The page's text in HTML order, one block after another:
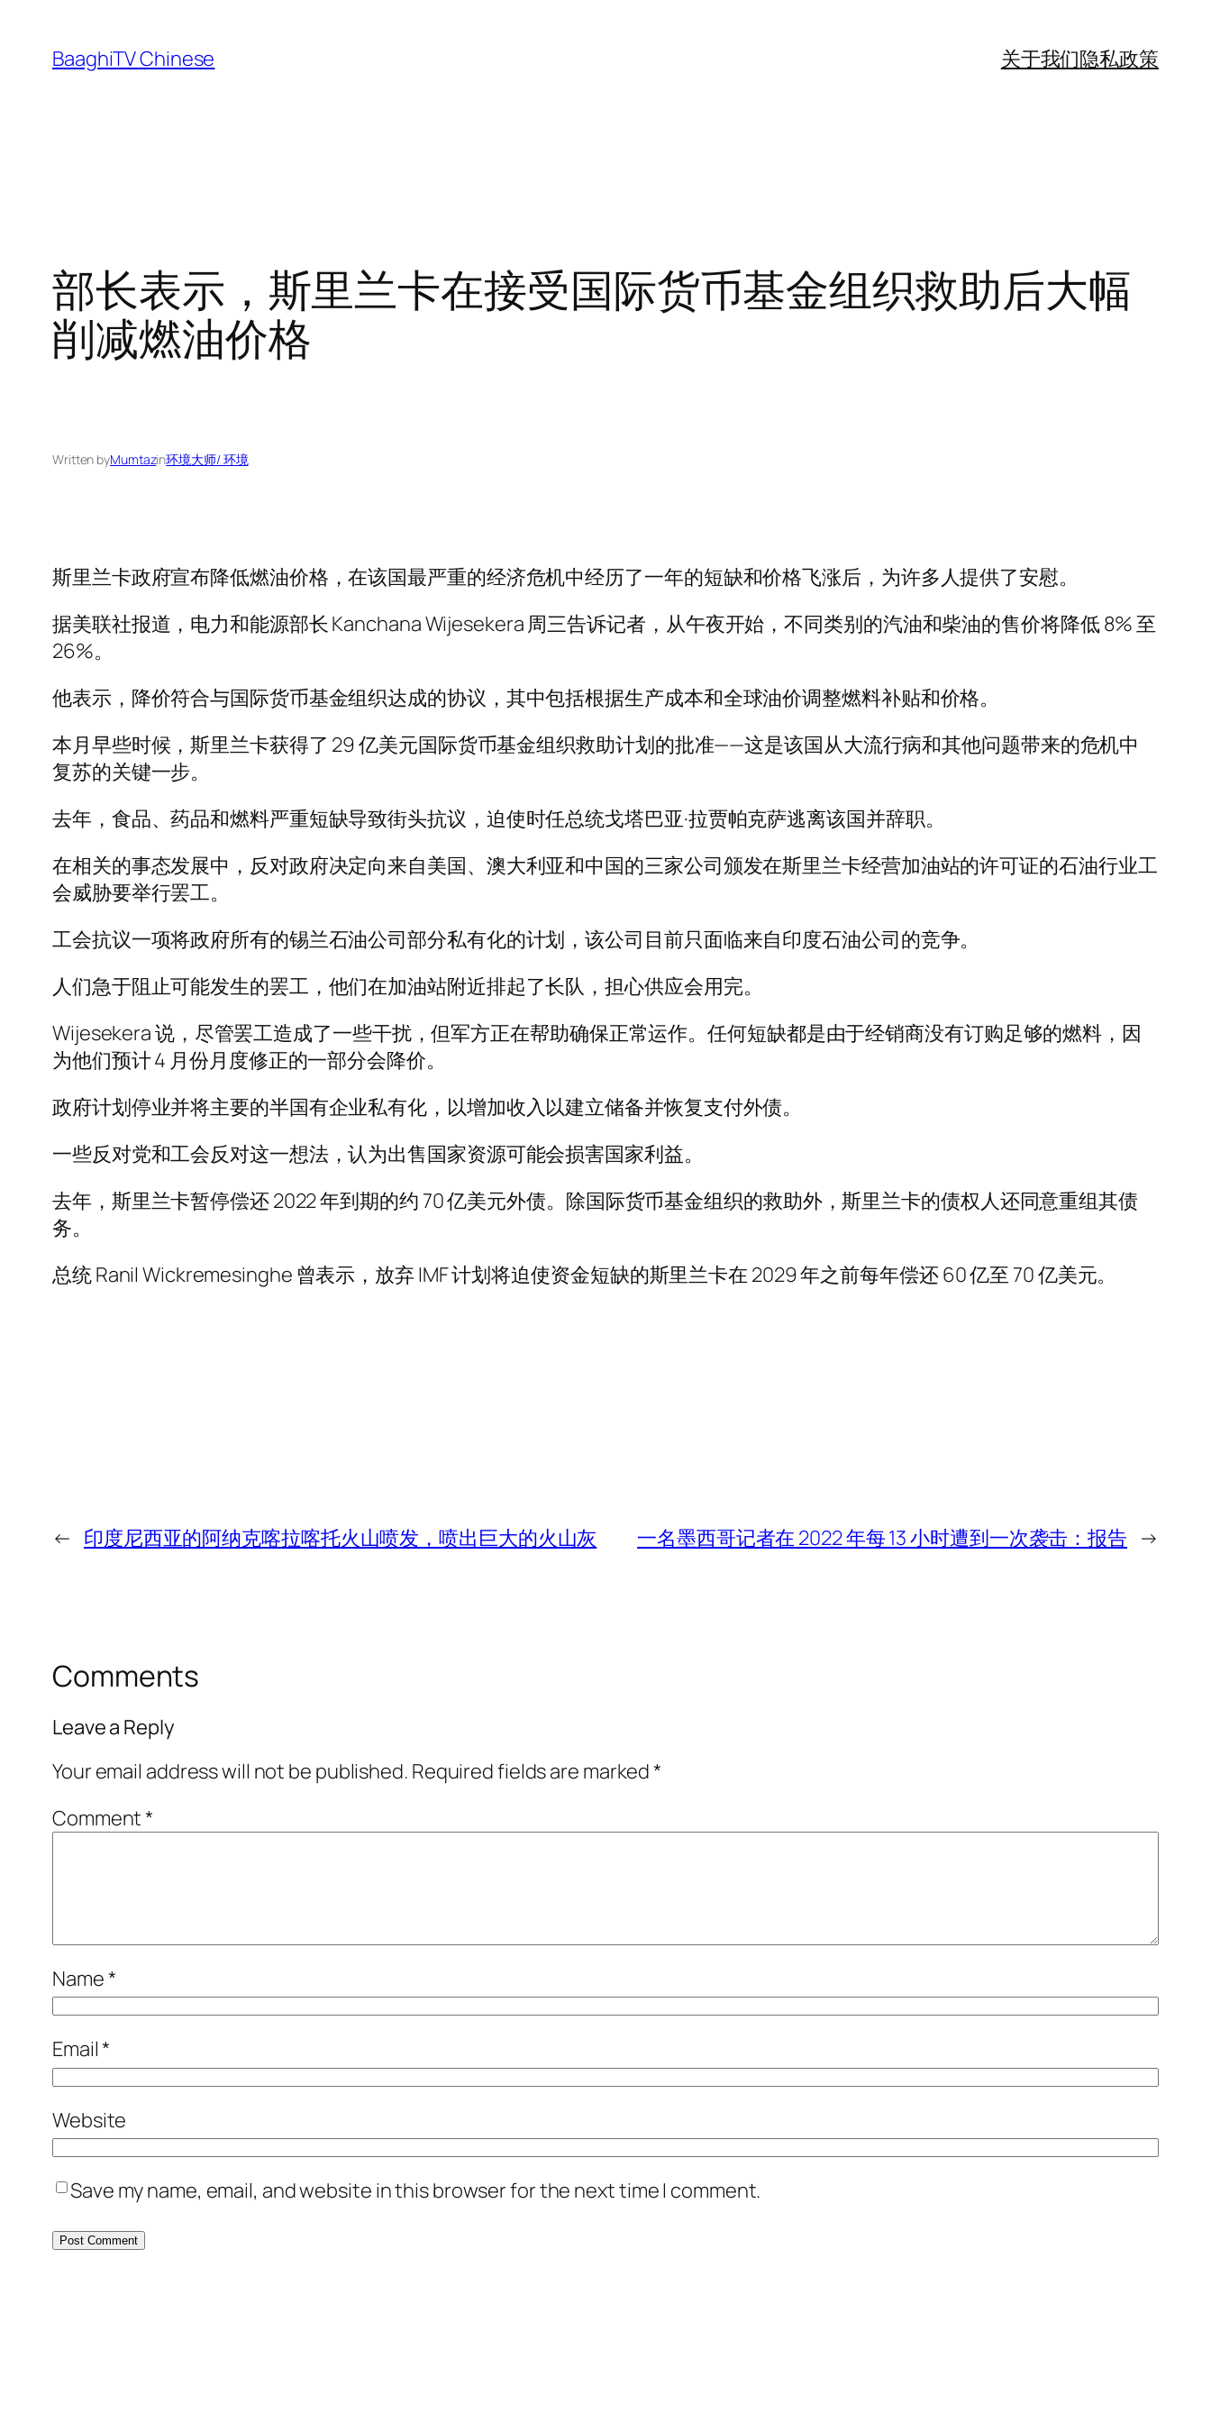
content
BaaghiTV Chinese 关于我们隐私政策
部长表示，斯里兰卡在接受国际货币基金组织救助后大幅
削减燃油价格
Written byMumtazin环境大师/ 环境
斯里兰卡政府宣布降低燃油价格，在该国最严重的经济危机中经历了一年的短缺和价格飞涨后，为许多人提供了安慰。
据美联社报道，电力和能源部长 Kanchana Wijesekera 周三告诉记者，从午夜开始，不同类别的汽油和柴油的售价将降低 8% 至
26%。
他表示，降价符合与国际货币基金组织达成的协议，其中包括根据生产成本和全球油价调整燃料补贴和价格。
本月早些时候，斯里兰卡获得了 29 亿美元国际货币基金组织救助计划的批准——这是该国从大流行病和其他问题带来的危机中
复苏的关键一步。
去年，食品、药品和燃料严重短缺导致街头抗议，迫使时任总统戈塔巴亚·拉贾帕克萨逃离该国并辞职。
在相关的事态发展中，反对政府决定向来自美国、澳大利亚和中国的三家公司颁发在斯里兰卡经营加油站的许可证的石油行业工
会威胁要举行罢工。
工会抗议一项将政府所有的锡兰石油公司部分私有化的计划，该公司目前只面临来自印度石油公司的竞争。
人们急于阻止可能发生的罢工，他们在加油站附近排起了长队，担心供应会用完。
Wijesekera 说，尽管罢工造成了一些干扰，但军方正在帮助确保正常运作。任何短缺都是由于经销商没有订购足够的燃料，因
为他们预计 4 月份月度修正的一部分会降价。
政府计划停业并将主要的半国有企业私有化，以增加收入以建立储备并恢复支付外债。
一些反对党和工会反对这一想法，认为出售国家资源可能会损害国家利益。
去年，斯里兰卡暂停偿还 2022 年到期的约 70 亿美元外债。除国际货币基金组织的救助外，斯里兰卡的债权人还同意重组其债
务。
总统 Ranil Wickremesinghe 曾表示，放弃 IMF 计划将迫使资金短缺的斯里兰卡在 2029 年之前每年偿还 60 亿至 70 亿美元。
← 印度尼西亚的阿纳克喀拉喀托火山喷发，喷出巨大的火山灰 一名墨西哥记者在 2022 年每 13 小时遭到一次袭击：报告 →
Comments
Leave a Reply
Your email address will not be published. Required fields are marked*
Comment*
Name*
Email*
Website
Save my name, email, and website in this browser for the next time I comment.